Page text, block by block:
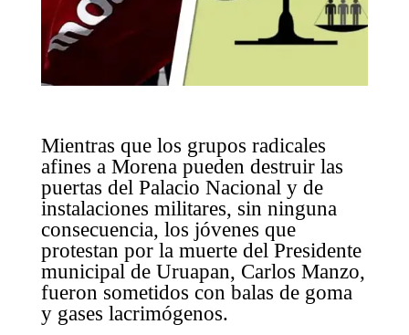
Mientras que los grupos radicales
afines a Morena pueden destruir las
puertas del Palacio Nacional y de
instalaciones militares, sin ninguna
consecuencia, los jóvenes que
protestan por la muerte del Presidente
municipal de Uruapan, Carlos Manzo,
fueron sometidos con balas de goma
y gases lacrimógenos.